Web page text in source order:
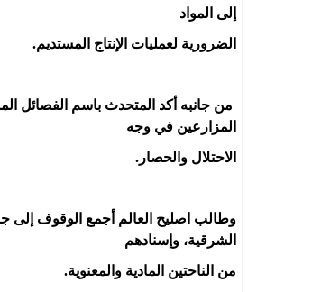
إلى المواد
الضرورية لعمليات الإنتاج المستديم.
من جانبه أكد المتحدث باسم الفصائل
المزارعين في وجه
الاحتلال والحصار.
وطالب اصليح العالم أجمع الوقوف إلى
الشرقية، وإسنادهم
من الناحتين المادية والمعنوية.